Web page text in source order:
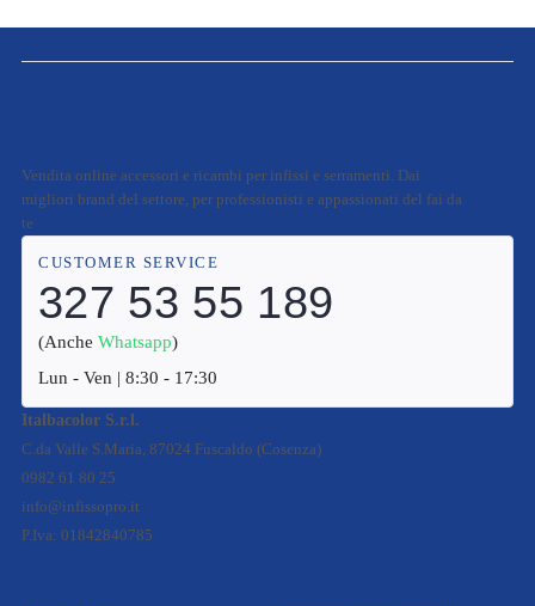
Vendita online accessori e ricambi per infissi e serramenti. Dai
migliori brand del settore, per professionisti e appassionati del fai da
te
CUSTOMER SERVICE
327 53 55 189
(AncheWhatsapp)
Lun - Ven | 8:30 - 17:30
Italbacolor S.r.l.
C.da Valle S.Maria, 87024 Fuscaldo (Cosenza)
0982 61 80 25
info@infissopro.it
P.Iva: 01842840785